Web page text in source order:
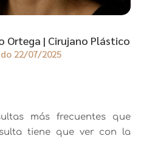
Ortega | Cirujano Plástico
22/07/2025
más frecuentes que
tiene que ver con la